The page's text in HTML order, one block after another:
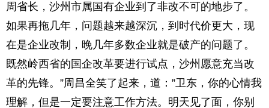
周省长，沙州市属国有企业到了非改不可的地步了。
如果再拖几年，问题越来越深沉，到时代价更大，现
在是企业改制，晚几年多数企业就是破产的问题了。
既然岭西省的国企改革要进行试点，沙州愿意充当改
革的先锋。”周昌全笑了起来，道：”卫东，你的心情我
理解，但是一定要注意工作方法。明天见了面，你别